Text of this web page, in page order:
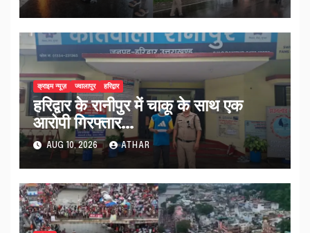
क्राइम न्यूज़ ज्वालापुर हरिद्वार
हरिद्वार के रानीपुर में चाकू के साथ एक
आरोपी गिरफ्तार…
AUG 10, 2026 ATHAR